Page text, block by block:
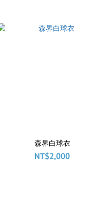
森界白球衣
NT$2,000